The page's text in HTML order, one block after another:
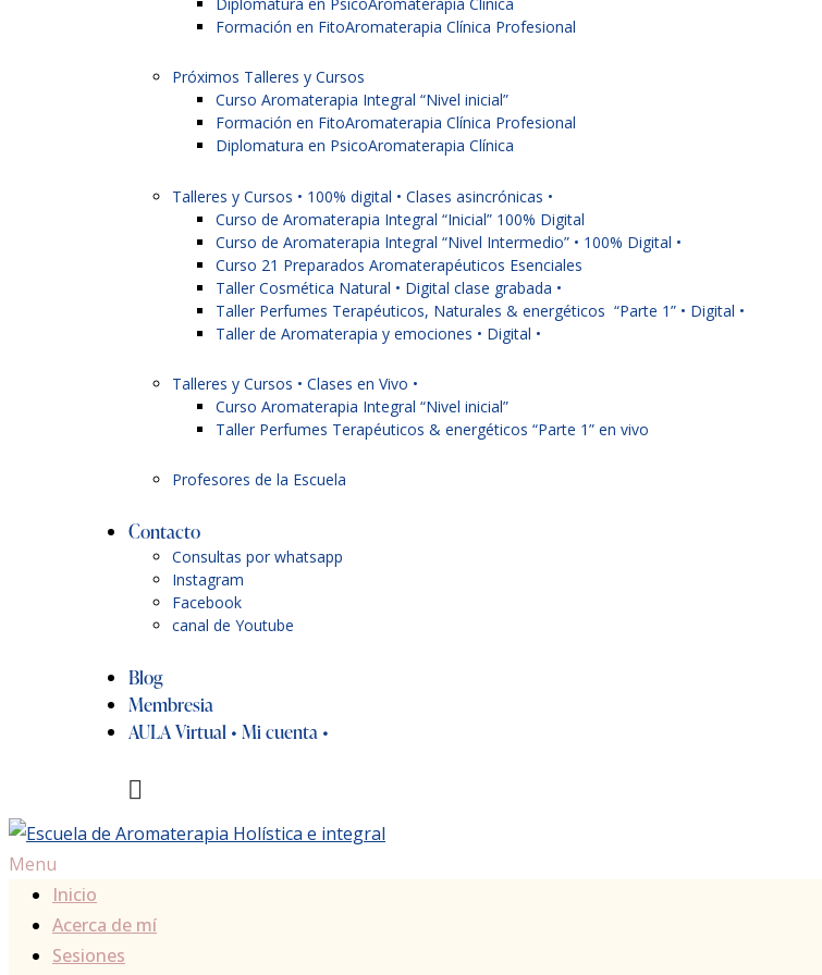
Formación en FitoAromaterapia Clínica Profesional
Próximos Talleres y Cursos
Curso Aromaterapia Integral “Nivel inicial”
Formación en FitoAromaterapia Clínica Profesional
Diplomatura en PsicoAromaterapia Clínica
Talleres y Cursos • 100% digital • Clases asincrónicas •
Curso de Aromaterapia Integral “Inicial” 100% Digital
Curso de Aromaterapia Integral “Nivel Intermedio” • 100% Digital •
Curso 21 Preparados Aromaterapéuticos Esenciales
Taller Cosmética Natural • Digital clase grabada •
Taller Perfumes Terapéuticos, Naturales & energéticos “Parte 1” • Digital •
Taller de Aromaterapia y emociones • Digital •
Talleres y Cursos • Clases en Vivo •
Curso Aromaterapia Integral “Nivel inicial”
Taller Perfumes Terapéuticos & energéticos “Parte 1” en vivo
Profesores de la Escuela
Contacto
Consultas por whatsapp
Instagram
Facebook
canal de Youtube
Blog
Membresia
AULA Virtual • Mi cuenta •
Menu
Inicio
Acerca de mí
Sesiones